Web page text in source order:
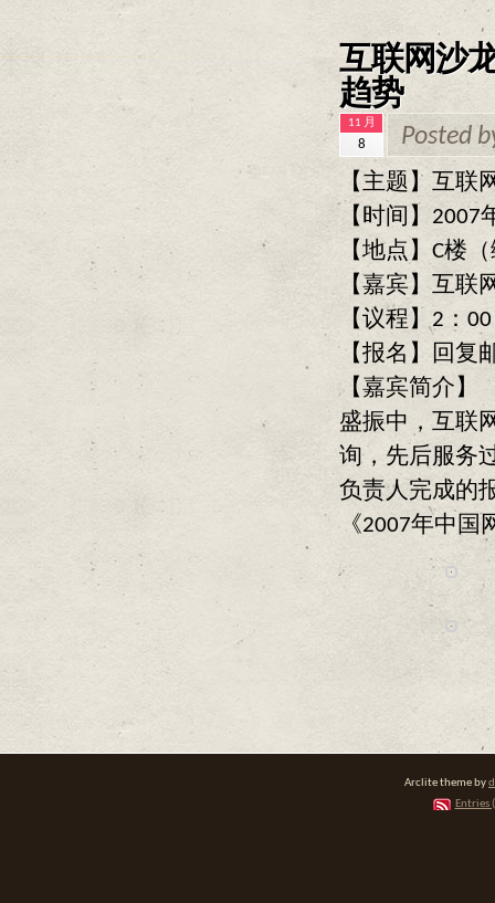
互联网沙
趋势
11 月
8 Posted
【主题】互
【时间】
【地点】C楼
【嘉宾】互联
【议程】2：
【报名】回复
【嘉宾简介】
盛振中，互联
询，先后服务
负责人完成的
《2007年中国
Arclite theme by
Entries